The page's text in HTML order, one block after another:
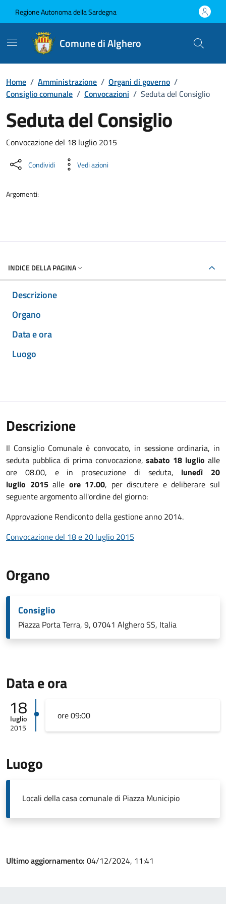
Regione Autonoma della Sardegna
Comune di Alghero
Home / Amministrazione / Organi di governo /
Consiglio comunale / Convocazioni / Seduta del Consiglio
Seduta del Consiglio
???portal.DettaglioConvocazione???
Convocazione del 18 luglio 2015
Condividi Vedi azioni
Argomenti:
INDICE DELLA PAGINA
Descrizione
Organo
Data e ora
Luogo
Descrizione
Il Consiglio Comunale è convocato, in sessione ordinaria, in
seduta pubblica di prima convocazione,sabato 18 luglio alle
ore 08.00, e in prosecuzione di seduta, lunedì 20
luglio 2015alle ore 17.00, per discutere e deliberare sul
seguente argomento all'ordine del giorno:
Approvazione Rendiconto della gestione anno 2014.
Convocazione del 18 e 20 luglio 2015
Organo
Consiglio
Piazza Porta Terra, 9, 07041 Alghero SS, Italia
Data e ora
18
luglio
2015
ore 09:00
Luogo
Locali della casa comunale di Piazza Municipio
Ultimo aggiornamento: 04/12/2024, 11:41